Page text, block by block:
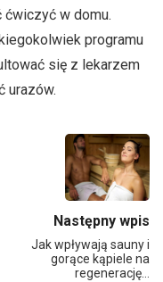
w domu.
programu
się z lekarzem
urazów.
Następny wpis
Jak wpływają sauny i
gorące kąpiele na
regenerację…